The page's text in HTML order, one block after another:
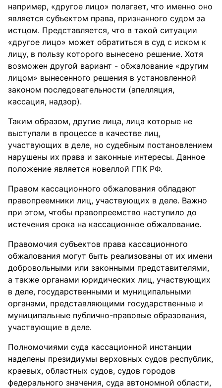
например, «другое лицо» полагает, что именно оно
является субъектом права, признанного судом за
истцом. Представляется, что в такой ситуации
«другое лицо» может обратиться в суд с иском к
лицу, в пользу которого вынесено решение. Хотя
возможен другой вариант - обжалование «другим
лицом» вынесенного решения в установленной
законом последовательности (апелляция,
кассация, надзор).
Таким образом, другие лица, лица которые не
выступали в процессе в качестве лиц,
участвующих в деле, но судебным постановлением
нарушены их права и законные интересы. Данное
положение является новеллой ГПК РФ.
Правом кассационного обжалования обладают
правопреемники лиц, участвующих в деле. Важно
при этом, чтобы правопреемство наступило до
истечения срока на кассационное обжалование.
Правомочия субъектов права кассационного
обжалования могут быть реализованы от их имени
добровольными или законными представителями,
а также органами юридических лиц, участвующих
в деле, государственными и муниципальными
органами, представляющими государственные и
муниципальные публично-правовые образования,
участвующие в деле.
Полномочиями суда кассационной инстанции
наделены президиумы верховных судов республик,
краевых, областных судов, судов городов
федерального значения, суда автономной области,